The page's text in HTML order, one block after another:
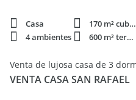
Casa 170 m² cubie.
4 ambientes
600 m² terren.
VENTA CASA SAN RAFAEL